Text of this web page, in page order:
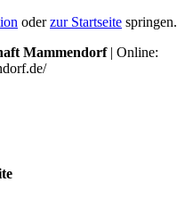
oderzur Startseite springen.
Mammendorf| Online: